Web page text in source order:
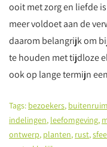
ooit met zorg en liefde
meer voldoet aan de
daarom belangrijk om
te houden met tijdloze
ook op lange termijn
Tags: bezoekers,
indelingen, leefomgeving,
ontwerp, planten, rust,